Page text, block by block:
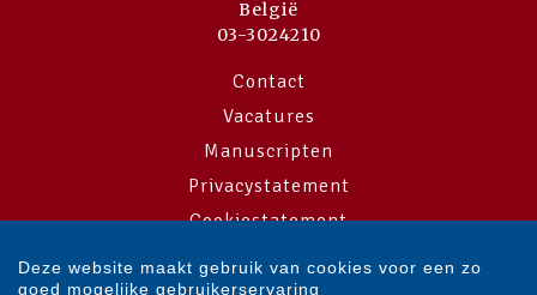
België
03-3024210
Contact
Vacatures
Manuscripten
Privacystatement
Cookiestatement
Deze website maakt gebruik van cookies voor een zo
goed mogelijke gebruikerservaring